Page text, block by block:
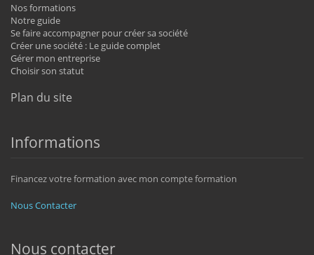
Nos formations
Notre guide
Se faire accompagner pour créer sa société
Créer une société : Le guide complet
Gérer mon entreprise
Choisir son statut
Plan du site
Informations
Financez votre formation avec mon compte formation
Nous Contacter
Nous contacter